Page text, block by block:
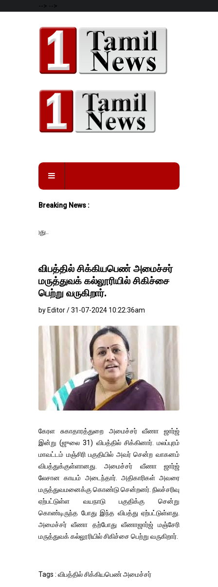
--> -->
Breaking News :
விபத்தில் சிக்கியபெண் அமைச்சர்
மருத்துவக் கல்லூரியில் சிகிச்சை
பெற்று வருகிறார்.
by Editor / 31-07-2024 10:22:36am
கேரள சுகாதாரத்துறை அமைச்சர் வீணா ஜார்ஜ்
இன்று (ஜுலை 31) விபத்தில் சிக்கினார். மலப்புரம்
மாவட்டம் மஞ்சிரி பகுதியில் அவர் சென்ற வாகனம்
விபத்துக்குள்ளானது. அமைச்சர் வீணா ஜார்ஜ்
லேசான காயம் அடைந்தார். அதிகாரிகள் அவரை
மருத்துவமனைக்கு கொண்டு சென்றனர். நிலச்சரிவு
ஏற்பட்டுள்ள வயநாடு பகுதிக்கு சென்று
கொண்டிருந்த போது இந்த விபத்து ஏற்பட்டுள்ளது.
அமைச்சர் வீணா தற்போது வீணாஜார்ஜ் மஞ்சேரி
மருத்துவக் கல்லூரியில் சிகிச்சை பெற்று வருகிறார்.
Tags : விபத்தில் சிக்கியபெண் அமைச்சர்